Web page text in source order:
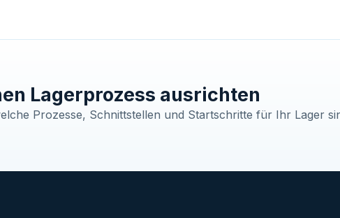
Lagerprozess ausrichten
Prozesse, Schnittstellen und Startschritte für Ihr Lager